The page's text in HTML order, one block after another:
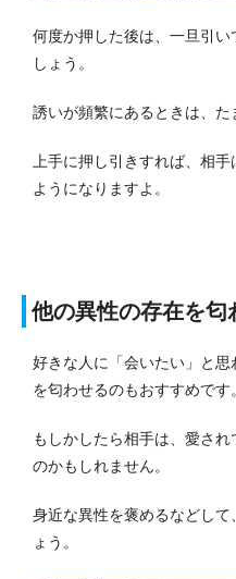
何度か押した後は、一旦引
しょう。
誘いが頻繁にあるときは、た
上手に押し引きすれば、相
ようになりますよ。
他の異性の存在を匂
好きな人に「会いたい」と
を匂わせるのもおすすめです。
もしかしたら相手は、愛さ
のかもしれません。
身近な異性を褒めるなどし
ょう。